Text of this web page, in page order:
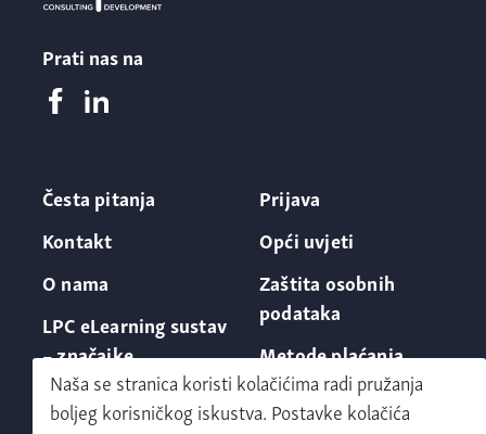
Prati nas na
Česta pitanja
Kontakt
O nama
LPC eLearning sustav
– značajke
Prijava
Opći uvjeti
Zaštita osobnih
podataka
Metode plaćanja
Naša se stranica koristi kolačićima radi pružanja
boljeg korisničkog iskustva. Postavke kolačića